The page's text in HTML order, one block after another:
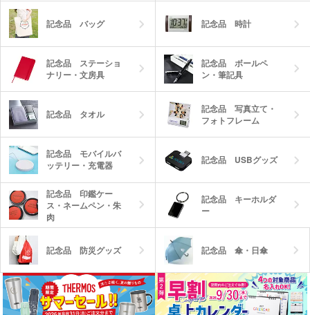
記念品 バッグ 記念品 時計
記念品 ステーショ
ナリー・文房具
記念品 ボールペ
ン・筆記具
記念品 タオル
記念品 写真立て・
フォトフレーム
記念品 モバイルバ
ッテリー・充電器
記念品 USBグッズ
記念品 印鑑ケー
ス・ネームペン・朱
肉
記念品 キーホルダ
ー
記念品 防災グッズ 記念品 傘・日傘